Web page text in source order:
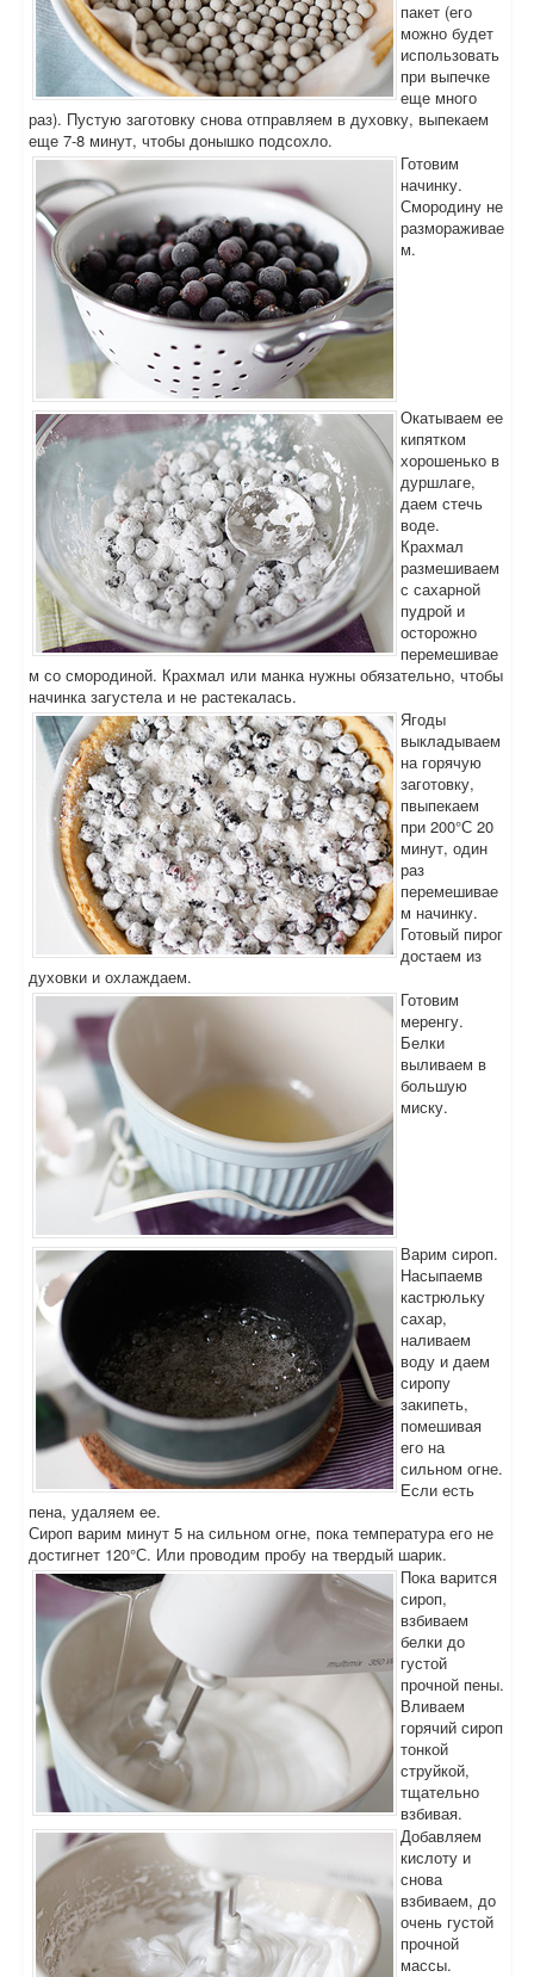
пакет (его
можно будет
использовать
при выпечке
еще много
раз). Пустую заготовку снова отправляем в духовку, выпекаем
еще 7-8 минут, чтобы донышко подсохло.
Готовим
начинку.
Смородину не
размораживае
м.
Окатываем ее
кипятком
хорошенько в
дуршлаге,
даем стечь
воде.
Крахмал
размешиваем
с сахарной
пудрой и
осторожно
перемешивае
м со смородиной. Крахмал или манка нужны обязательно, чтобы
начинка загустела и не растекалась.
Ягоды
выкладываем
на горячую
заготовку,
пвыпекаем
при 200°С 20
минут, один
раз
перемешивае
м начинку.
Готовый пирог
достаем из
духовки и охлаждаем.
Готовим
меренгу.
Белки
выливаем в
большую
миску.
Варим сироп.
Насыпаемв
кастрюльку
сахар,
наливаем
воду и даем
сиропу
закипеть,
помешивая
его на
сильном огне.
Если есть
пена, удаляем ее.
Сироп варим минут 5 на сильном огне, пока температура его не
достигнет 120°С. Или проводим пробу на твердый шарик.
Пока варится
сироп,
взбиваем
белки до
густой
прочной пены.
Вливаем
горячий сироп
тонкой
струйкой,
тщательно
взбивая.
Добавляем
кислоту и
снова
взбиваем, до
очень густой
прочной
массы.